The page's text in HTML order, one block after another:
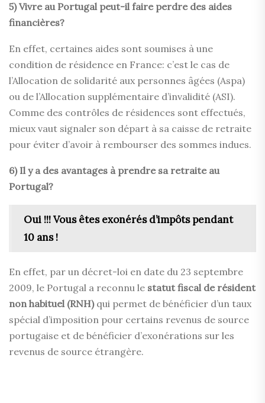
5) Vivre au Portugal peut-il faire perdre des aides
financières?
En effet, certaines aides sont soumises à une
condition de résidence en France: c’est le cas de
l’Allocation de solidarité aux personnes âgées (Aspa)
ou de l’Allocation supplémentaire d’invalidité (ASI).
Comme des contrôles de résidences sont effectués,
mieux vaut signaler son départ à sa caisse de retraite
pour éviter d’avoir à rembourser des sommes indues.
6) Il y a des avantages à prendre sa retraite au
Portugal?
Oui !!! Vous êtes exonérés d’impôts pendant
10 ans !
En effet, par un décret-loi en date du 23 septembre
2009, le Portugal a reconnu le statut fiscal de résident
non habituel (RNH)qui permet de bénéficier d’un taux
spécial d’imposition pour certains revenus de source
portugaise et de bénéficier d’exonérations sur les
revenus de source étrangère.